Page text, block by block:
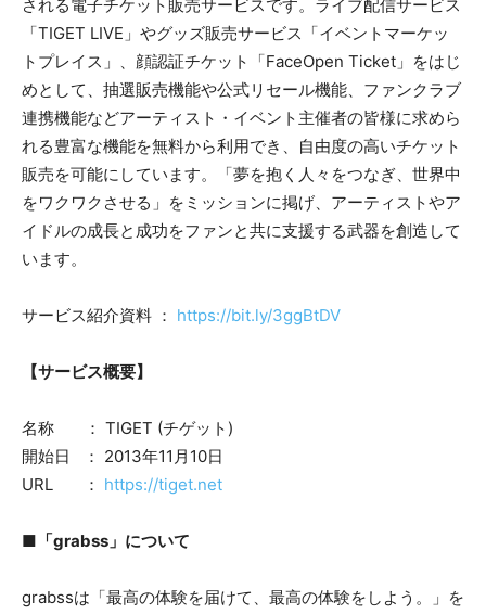
される電子チケット販売サービスです。ライブ配信サービス
「TIGET LIVE」やグッズ販売サービス「イベントマーケッ
トプレイス」、顔認証チケット「FaceOpen Ticket」をはじ
めとして、抽選販売機能や公式リセール機能、ファンクラブ
連携機能などアーティスト・イベント主催者の皆様に求めら
れる豊富な機能を無料から利用でき、自由度の高いチケット
販売を可能にしています。「夢を抱く人々をつなぎ、世界中
をワクワクさせる」をミッションに掲げ、アーティストやア
イドルの成長と成功をファンと共に支援する武器を創造して
います。
サービス紹介資料 ： https://bit.ly/3ggBtDV
【サービス概要】
名称 ： TIGET (チゲット)
開始日 ： 2013年11月10日
URL ： https://tiget.net
■「grabss」について
grabssは「最高の体験を届けて、最高の体験をしよう。」を